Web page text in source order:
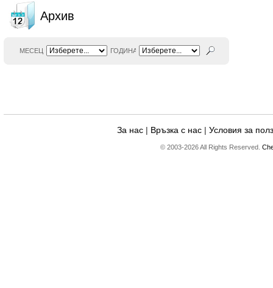
Архив
МЕСЕЦ ГОДИНА
За нас | Връзка с нас |Условия за
© 2003-2026 All Rights Reserved.